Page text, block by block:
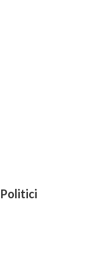
Politici